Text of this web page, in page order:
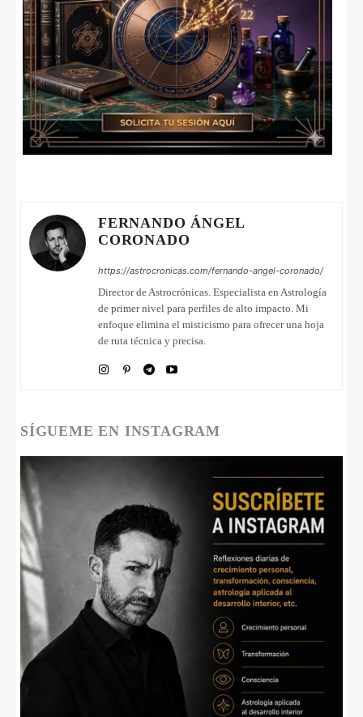
FERNANDO ÁNGEL
CORONADO
https://astrocronicas.com/fernando-angel-coronado/
Director de Astrocrónicas. Especialista en Astrología
de primer nivel para perfiles de alto impacto. Mi
enfoque elimina el misticismo para ofrecer una hoja
de ruta técnica y precisa.
SÍGUEME EN INSTAGRAM